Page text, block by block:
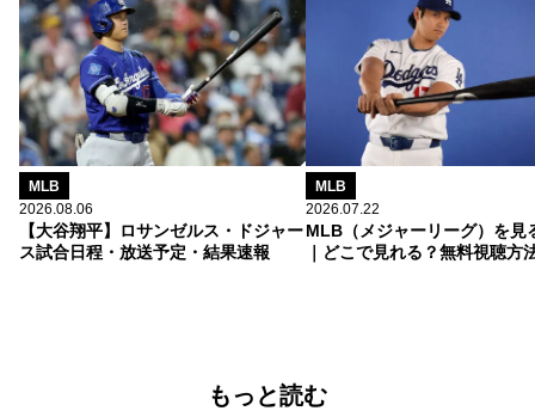
MLB
2026.08.06
【大谷翔平】ロサンゼルス・ドジャー
ス試合日程・放送予定・結果速報
MLB
2026.07.22
MLB（メジャーリーグ）を見
｜どこで見れる？無料視聴方
もっと読む